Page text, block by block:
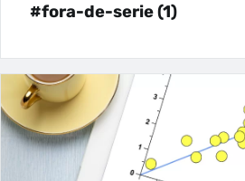
#fora-de-serie (1)